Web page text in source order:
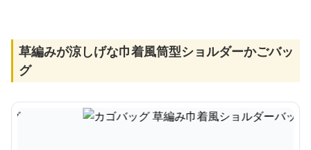
草編みが涼しげな巾着風筒型ショルダーかごバッ
グ